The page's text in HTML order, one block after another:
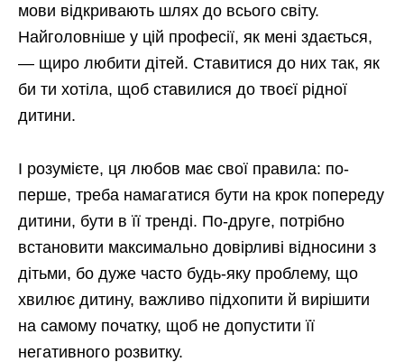
мови відкривають шлях до всього світу.
Найголовніше у цій професії, як мені здається,
— щиро любити дітей. Ставитися до них так, як
би ти хотіла, щоб ставилися до твоєї рідної
дитини.
І розумієте, ця любов має свої правила: по-
перше, треба намагатися бути на крок попереду
дитини, бути в її тренді. По-друге, потрібно
встановити максимально довірливі відносини з
дітьми, бо дуже часто будь-яку проблему, що
хвилює дитину, важливо підхопити й вирішити
на самому початку, щоб не допустити її
негативного розвитку.